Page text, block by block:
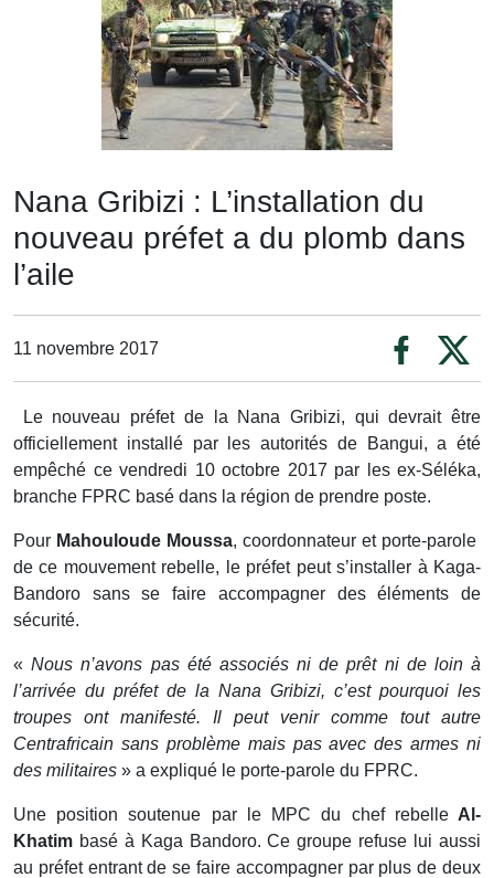
Nana Gribizi : L’installation du
nouveau préfet a du plomb dans
l’aile
11 novembre 2017
Le nouveau préfet de la Nana Gribizi, qui devrait être
officiellement installé par les autorités de Bangui, a été
empêché ce vendredi 10 octobre 2017 par les ex-Séléka,
branche FPRC basé dans la région de prendre poste.
Pour Mahouloude Moussa, coordonnateur et porte-parole
de ce mouvement rebelle, le préfet peut s’installer à Kaga-
Bandoro sans se faire accompagner des éléments de
sécurité.
«Nous n’avons pas été associés ni de prêt ni de loin à
l’arrivée du préfet de la Nana Gribizi, c’est pourquoi les
troupes ont manifesté. Il peut venir comme tout autre
Centrafricain sans problème mais pas avec des armes ni
des militaires » a expliqué le porte-parole du FPRC.
Une position soutenue par le MPC du chef rebelleAl-
Khatim basé à Kaga Bandoro. Ce groupe refuse lui aussi
au préfet entrant de se faire accompagner par plus de deux